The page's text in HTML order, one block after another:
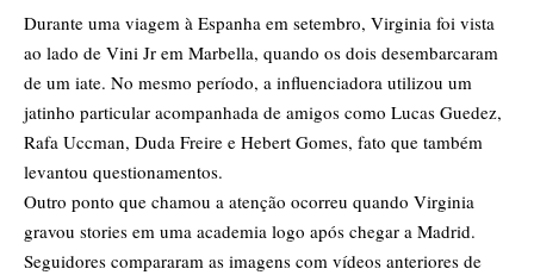
Durante uma viagem à Espanha em setembro, Virginia foi vista
ao lado de Vini Jr em Marbella, quando os dois desembarcaram
de um iate. No mesmo período, a influenciadora utilizou um
jatinho particular acompanhada de amigos como Lucas Guedez,
Rafa Uccman, Duda Freire e Hebert Gomes, fato que também
levantou questionamentos.
Outro ponto que chamou a atenção ocorreu quando Virginia
gravou stories em uma academia logo após chegar a Madrid.
Seguidores compararam as imagens com vídeos anteriores de